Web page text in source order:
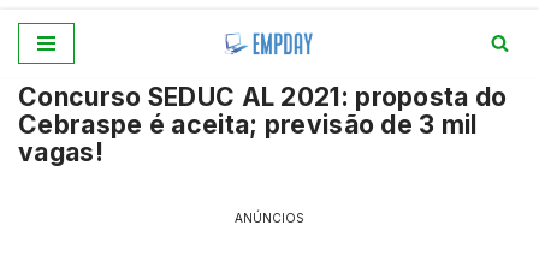
para
o
conteúdo
Concurso SEDUC AL 2021: proposta do
Cebraspe é aceita; previsão de 3 mil
vagas!
ANÚNCIOS